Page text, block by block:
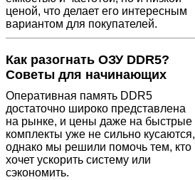
ценой, что делает его интересным
вариантом для покупателей.
Как разогнать ОЗУ DDR5?
Советы для начинающих
Оперативная память DDR5
достаточно широко представлена
на рынке, и цены даже на быстрые
комплекты уже не сильно кусаются,
однако мы решили помочь тем, кто
хочет ускорить систему или
сэкономить.